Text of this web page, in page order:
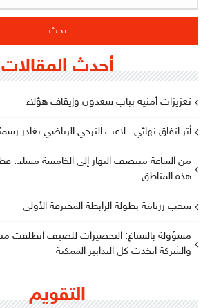
أحدث المقالات
تعزيزات أمنية بباب سعدون وإيقاف هؤلاء
أثر اتفاق نهائي.. لاعب الترجي الرياضي يغادر
من الساعة منتصف النهار إلى الخامسة مساء..
هذه المناطق
سحب رزنامة بطولة الرابطة المحترفة الأولى
والشركة اتخذت كل التدابير الممكنة
التقويم